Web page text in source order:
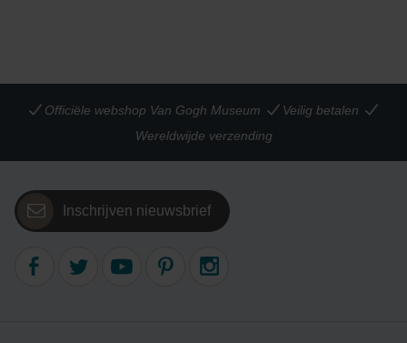
Officiële webshop Van Gogh Museum
Veilig betalen
Wereldwijde verzending
Inschrijven nieuwsbrief